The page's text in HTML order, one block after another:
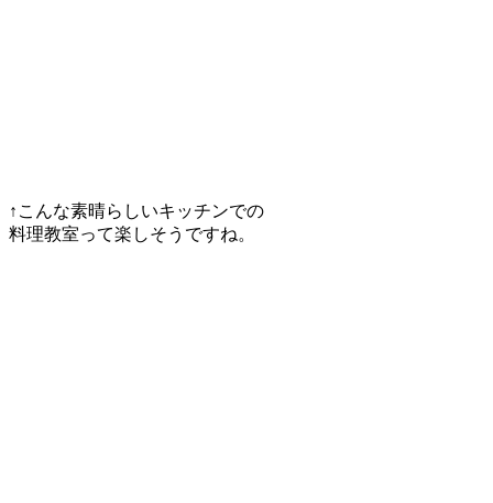
↑こんな素晴らしいキッチンでの
料理教室って楽しそうですね。